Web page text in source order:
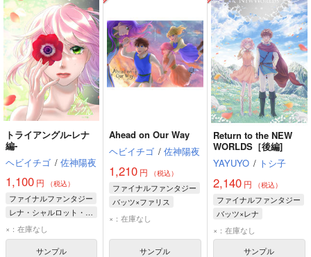
トライアングル-レナ
編-
ヘビイチゴ / 佐神陽夜
1,100 円 （税込）
ファイナルファンタジー
レナ・シャルロット・タイクーン
バッツ・クラウザー
ファリス・シェルヴィッツ
×：在庫なし
サンプル
Ahead on Our Way
ヘビイチゴ / 佐神陽夜
1,210 円 （税込）
ファイナルファンタジー
バッツ×ファリス
バッツ・クラウザー
レナ・シャルロット・タイクーン
×：在庫なし
サンプル
Return to the NEW
WORLDS［後編]
YAYUYO / トシ子
2,140円 （税込）
ファイナルファンタジー
バッツ×レナ
バッツ・クラウザー
レナ・シャルロット・タイクーン
×：在庫なし
サンプル